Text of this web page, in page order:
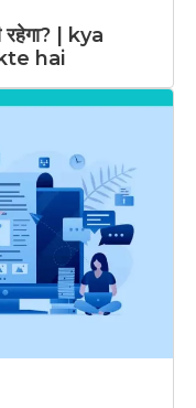
रहेगा? | kya
hai